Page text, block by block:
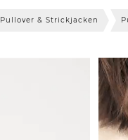
Pullover & Strickjacken